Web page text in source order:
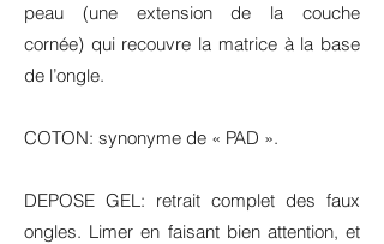
peau (une extension de la couche
cornée) qui recouvre la matrice à la base
de l’ongle.
COTON: synonyme de « PAD ».
DEPOSE GEL: retrait complet des faux
ongles. Limer en faisant bien attention, et